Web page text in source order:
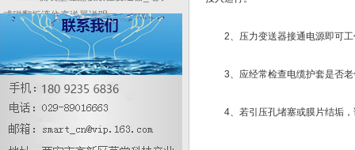
式磁翻板液位变送器说明
3151/3051在线式液位计实用的数字
显示抗干扰分析（2）
工芯匠技：废水处理厂国产压力变送
器应用运行管理应用（02）
西安仪表厂：抗生素污染医疗废水排
放危机？全球人类潘多拉魔盒!
2、压力变送器接通电源即可工
3、应经常检查电缆护套是否老
4、若引压孔堵塞或膜片结垢，